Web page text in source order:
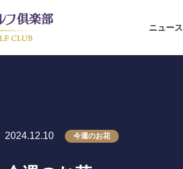
ニュース
2024.12.10 今週のお花